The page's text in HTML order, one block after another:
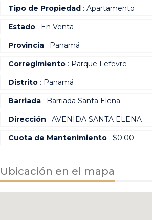
Tipo de Propiedad : Apartamento
Estado : En Venta
Provincia : Panamá
Corregimiento : Parque Lefevre
Distrito : Panamá
Barriada : Barriada Santa Elena
Dirección : AVENIDA SANTA ELENA
Cuota de Mantenimiento : $0.00
Ubicación en el mapa